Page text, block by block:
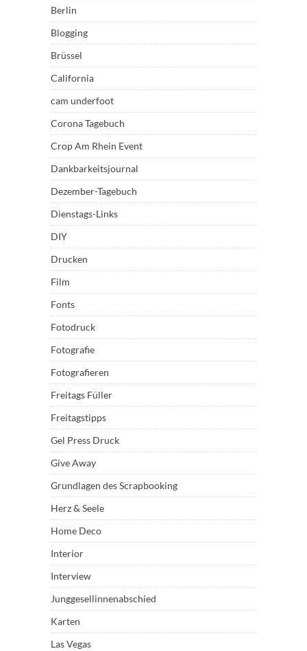
Berlin
Blogging
Brüssel
California
cam underfoot
Corona Tagebuch
Crop Am Rhein Event
Dankbarkeitsjournal
Dezember-Tagebuch
Dienstags-Links
DIY
Drucken
Film
Fonts
Fotodruck
Fotografie
Fotografieren
Freitags Füller
Freitagstipps
Gel Press Druck
Give Away
Grundlagen des Scrapbooking
Herz & Seele
Home Deco
Interior
Interview
Junggesellinnenabschied
Karten
Las Vegas